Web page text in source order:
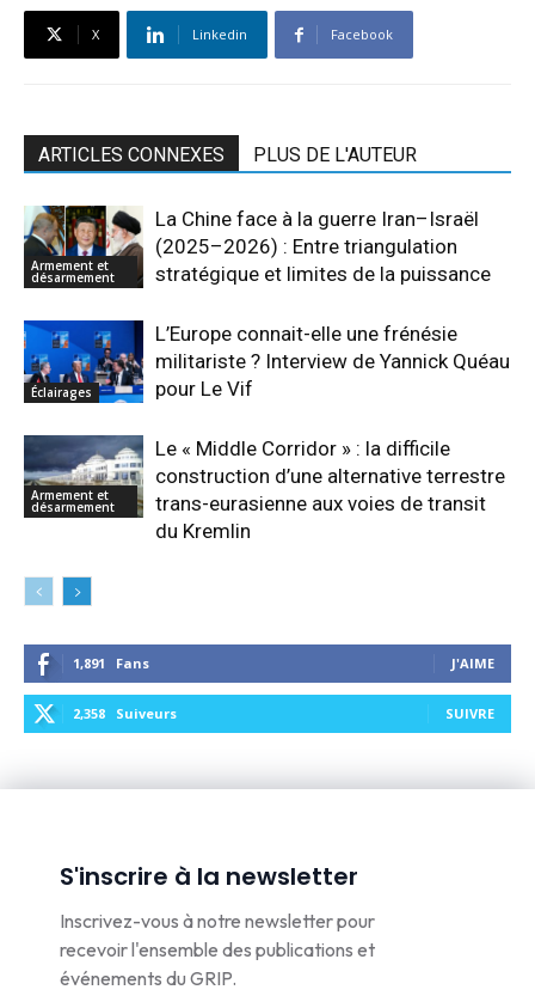
X Linkedin Facebook
ARTICLES CONNEXES PLUS DE L'AUTEUR
Armement et
désarmement
La Chine face à la guerre Iran–Israël
(2025–2026) : Entre triangulation
stratégique et limites de la puissance
Éclairages
L’Europe connait-elle une frénésie
militariste ? Interview de Yannick Quéau
pour Le Vif
Armement et
désarmement
Le « Middle Corridor » : la difficile
construction d’une alternative terrestre
trans-eurasienne aux voies de transit
du Kremlin
1,891 Fans J'AIME
2,358 Suiveurs SUIVRE
S'inscrire à la newsletter
Inscrivez-vous à notre newsletter pour
recevoir l'ensemble des publications et
événements du GRIP.